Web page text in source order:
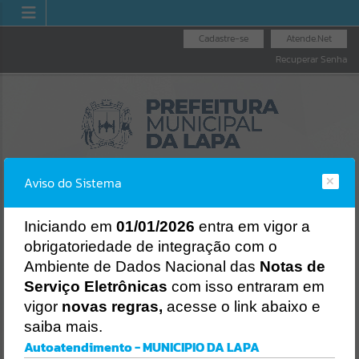
Atende.Net
Cadastre-se
Recuperar Senha
LICITAÇÕES
NOTA FISCAL
ELETRÔNICA
NOTA FISCAL
NACIONAL
Aviso do Sistema
Iniciando em 01/01/2026 entra em vigor a
obrigatoriedade de integração com o
Ambiente de Dados Nacional das Notas de
Serviço Eletrônicas com isso entraram em
vigor novas regras, acesse o link abaixo e
saiba mais.
Autoatendimento - MUNICIPIO DA LAPA
Erro
Gerenciamento do Sistema
Ocorreu um erro de script: